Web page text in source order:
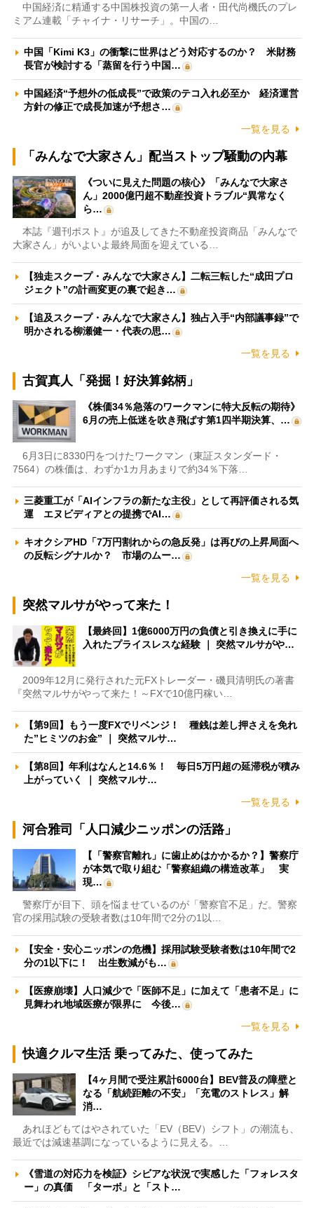
中国経済に精通する中国株投資の第一人者・田代尚機氏のプレ
ミアム連載「チャイナ・リサーチ」。中国の…
中国「Kimi K3」の衝撃に世界はどう対応するのか？ 米財務
長官が検討する「蒸留を行う中国…
中国経済“予想外の低成長”で政策のテコ入れ必至か 経済運営
方針の修正で成長加速が予想さ…
一覧を見る
「みんなで大家さん」配当ストップ騒動の内幕
《ついに見えた問題の核心》「みんなで大家さ
ん」2000億円超不動産投資トラブル“異常なく
ら…
本誌『週刊ポスト』が追及してきた不動産投資商品「みんなで
大家さん」がいよいよ最終局面を迎えている…
【独走スクープ・みんなで大家さん】二転三転した“成田プロ
ジェクト”の計画変更の裏で起き…
【追及スクープ・みんなで大家さん】独占入手“内部議事録”で
明かされる柳瀬健一・代表の思…
一覧を見る
古賀真人「発掘！好決算銘柄」
《株価34％急落のワークマンに特大反転の期待》
6月の売上低迷を吹き飛ばす第1四半期決算、…
6月3日に8330円をつけたワークマン（東証スタンダード・
7564）の株価は、わずか1カ月あまりで約34％下落…
三菱重工が「AIインフラの新たな主役」として再評価される気
運 エヌビディアとの提携でAI…
キオクシアHD「7万円割れからの急反発」は再びの上昇局面へ
の反転シグナルか？ 市場のムー…
一覧を見る
突然マルサがやって来た！
【最終回】1億6000万円の負債と引き換えに手に
入れたプライスレスな経験 ｜ 突然マルサがや…
2009年12月に発行された元FXトレーダー・磯貝清明氏の著書
『突然マルサがやって来た！～FXで10億円稼い…
【第9回】もう一度FXでリベンジ！ 種銭は差し押さえを免れ
た”ヒミツのお金” ｜ 突然マルサ…
【第8回】年利はなんと14.6％！ 毎日5万円超の延滞税が積み
上がっていく ｜ 突然マルサ…
一覧を見る
河合雅司「人口減少ニッポンの活路」
【「警察官離れ」に歯止めはかかるか？】警察庁
が本気で取り組む「警察組織の構造改革」 実
現…
警察庁が目下、頭を悩ませているのが「警察官不足」だ。警察
官の採用試験の受験者数は10年間で2分の1以…
【安全・安心ニッポンの危機】採用試験受験者数は10年間で2
分の1以下に！ 出生数減がも…
【医療崩壊】人口減少で「医師不足」に加えて「患者不足」に
見舞われ地域医療が限界に 今後…
一覧を見る
快適クルマ生活 乗ってみた、使ってみた
【4ヶ月間で受注累計6000台】BEV普及の障壁と
なる「航続距離の不安」「充電のストレス」解
消…
あれほどもてはやされていた「EV（BEV）シフト」の潮流も、
最近では減速基調になっているように見える。…
《雪道の対応力を検証》シビアな状況で実感した「フォレスタ
ー」の真価 「ターボ」と「スト…